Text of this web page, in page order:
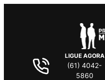
LIGUE AGORA
(61) 4042-
5860